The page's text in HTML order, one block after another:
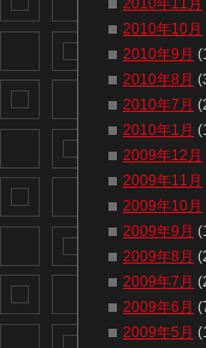
2010年11月
2010年10月
2010年9月
2010年8月
2010年7月
2010年1月
2009年12月
2009年11月
2009年10月
2009年9月
2009年8月
2009年7月
2009年6月
2009年5月